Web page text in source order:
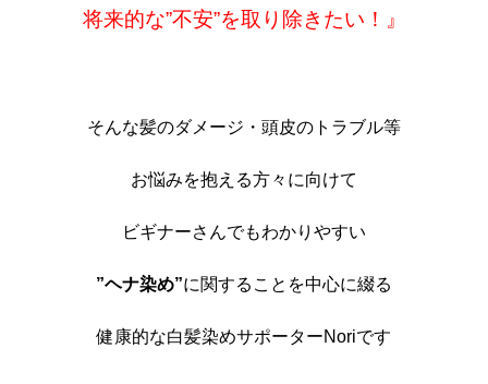
将来的な”不安”を取り除きたい！』
そんな髪のダメージ・頭皮のトラブル等
お悩みを抱える方々に向けて
ビギナーさんでもわかりやすい
”ヘナ染め”に関することを中心に綴る
健康的な白髪染めサポーターNoriです